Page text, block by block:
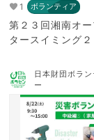
1 ボランティア
第２３回湘南オ
タースイミング２
日本財団ボラ
ー